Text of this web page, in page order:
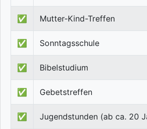
✅ Mutter-Kind-Treffen
✅ Sonntagsschule
✅ Bibelstudium
✅ Gebetstreffen
✅ Jugendstunden (ab ca. 20